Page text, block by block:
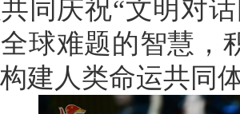
同庆祝“文明对
球难题的智慧，
建人类命运共同